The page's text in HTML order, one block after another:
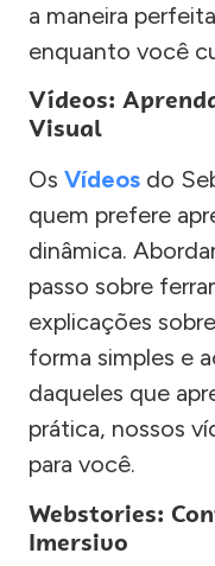
a maneira
enquanto você
Vídeos:
Visual
Os Vídeos do
quem prefere
dinâmica.
passo sobre
explicações
forma simples e
daqueles que
prática, nossos
para você.
Webstories:
Imersivo